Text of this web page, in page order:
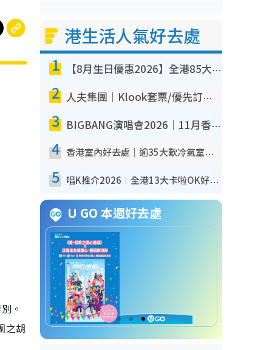
。
之胡
港生活人氣好去處
1 【8月生日優惠2026】全港85大食買玩著數攻略 自助餐/火鍋放題同行免費＋誠品/DONKI送現金券
2 人夫集團｜Klook套票/優先訂票/公開發售搶飛攻略！附票價.購票連結.場地座位表
3 BIGBANG演唱會2026｜11月香港啟德開3場！實名制VIP申請、優先購票攻略
4 香港室內好去處｜逾35大歎冷氣室內好去處推介 室內活動免費避雨無懼落雨
5 唱K推介2026︱全港13大卡啦OK好去處！最平$36起 日文K都有！(附地址+收費詳情)
U GO 本週好去處